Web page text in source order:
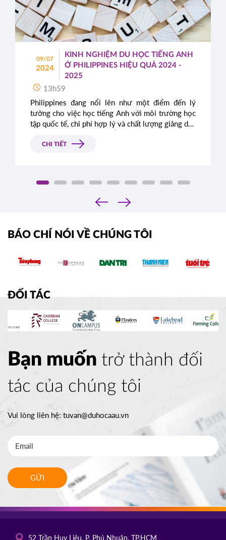
09/07
2024
KINH NGHIỆM DU HỌC TIẾNG ANH
Ở PHILIPPINES HIỆU QUẢ 2024 -
2025
13h59
Philippines đang nổi lên như một điểm đến lý
tưởng cho việc học tiếng Anh với môi trường học
tập quốc tế, chi phí hợp lý và chất lượng giảng dạy
kinh nghiệm quý báu để bạn có thể tận dụng tối đa
CHI TIẾT
‹
›
BÁO CHÍ NÓI VỀ CHÚNG TÔI
ĐỐI TÁC
Bạn muốn trở thành đối
tác của chúng tôi
Vui lòng liên hệ: tuvan@duhocaau.vn
GỬI
52 Trần Huy Liệu, P. Phú Nhuận, TP.HCM